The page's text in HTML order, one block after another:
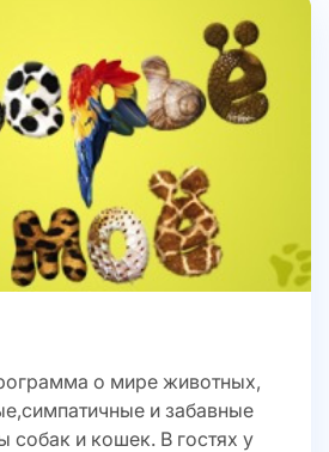
о мире животных,
и забавные
собак и кошек. В гостях у